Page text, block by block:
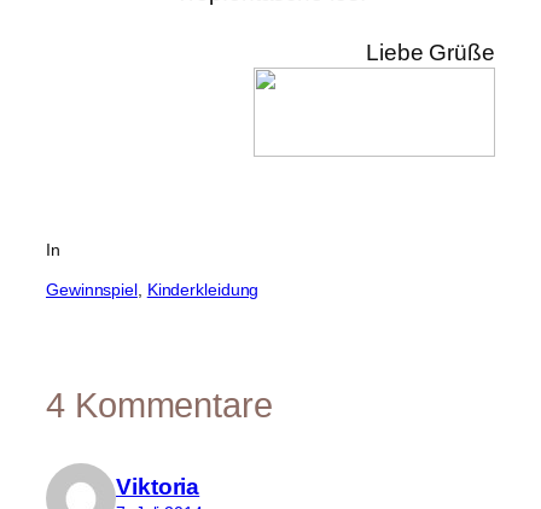
Liebe Grüße
In
Gewinnspiel, Kinderkleidung
4 Kommentare
Viktoria